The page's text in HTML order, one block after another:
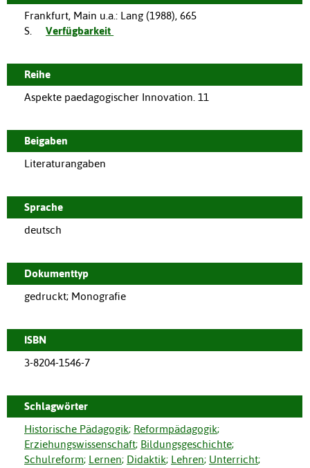
Frankfurt, Main u.a.: Lang(1988), 665
S.
Verfügbarkeit
Reihe
Aspekte paedagogischer Innovation. 11
Beigaben
Literaturangaben
Sprache
deutsch
Dokumenttyp
gedruckt; Monografie
ISBN
3-8204-1546-7
Schlagwörter
Historische Pädagogik; Reformpädagogik;
Erziehungswissenschaft; Bildungsgeschichte;
Schulreform; Lernen; Didaktik; Lehren; Unterricht;